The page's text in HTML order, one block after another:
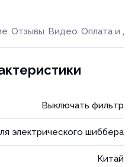
Отзывы Видео Оплата и
Выключать фильтр
электрического шиббера
Китай